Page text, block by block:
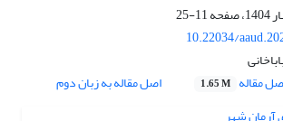
11-25
10.22034/
مقاله 1.65 M اصل مقاله به زبان دوم